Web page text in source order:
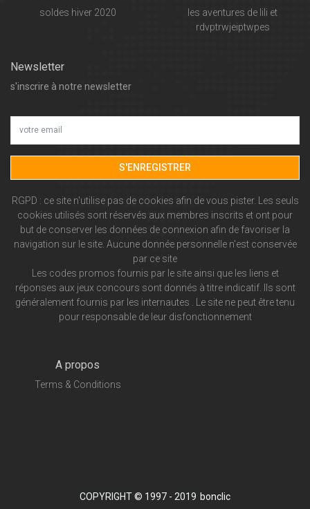
soldes hiver 2020
les aventures de lili et
rdvptrwjeiptwpes
Newsletter
s'inscrire à notre newsletter
S'ENREGISTRER
RGPD : ce site n'utilise pas de cookies afin de vous pister. Les seuls
cookies utilisés sont réservés aux membres inscrits et ont pour
but de conserver les données de connexion afin de favoriser la
navigation sur le site. Aucune donnée personnelle n'est conservée
par ce site
Les codes promos fournis par le site ainsi que les liens et
réponses aux jeux concours sont donnés à titre indicatif. Ils sont
généralement fournis par les internautes . Le site ne peut être tenu
pour responsable de leur disfonctionnement
A propos
Terms & Conditions
COPYRIGHT © 1997 - 2019 bonclic